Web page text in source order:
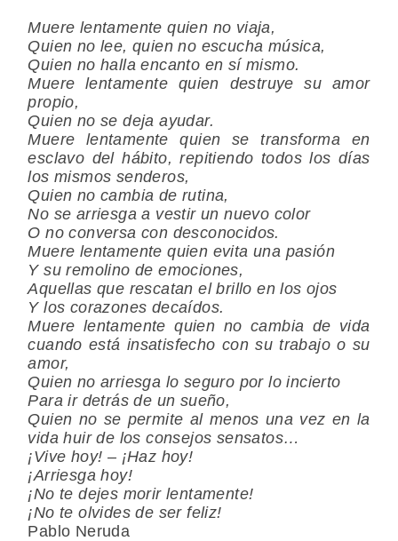
Muere lentamente quien no viaja,
Quien no lee, quien no escucha música,
Quien no halla encanto en sí mismo.
Muere lentamente quien destruye su amor
propio,
Quien no se deja ayudar.
Muere lentamente quien se transforma en
esclavo del hábito, repitiendo todos los días
los mismos senderos,
Quien no cambia de rutina,
No se arriesga a vestir un nuevo color
O no conversa con desconocidos.
Muere lentamente quien evita una pasión
Y su remolino de emociones,
Aquellas que rescatan el brillo en los ojos
Y los corazones decaídos.
Muere lentamente quien no cambia de vida
cuando está insatisfecho con su trabajo o su
amor,
Quien no arriesga lo seguro por lo incierto
Para ir detrás de un sueño,
Quien no se permite al menos una vez en la
vida huir de los consejos sensatos…
¡Vive hoy! – ¡Haz hoy!
¡Arriesga hoy!
¡No te dejes morir lentamente!
¡No te olvides de ser feliz!
Pablo Neruda